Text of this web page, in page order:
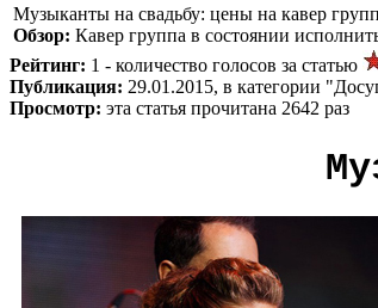
Музыканты на свадьбу: цены на кавер
Обзор: Кавер группа в состоянии
Рейтинг: 1 - количество голосов за статью
Публикация: 29.01.2015, в категории
Просмотр: эта статья прочитана 2642 раз